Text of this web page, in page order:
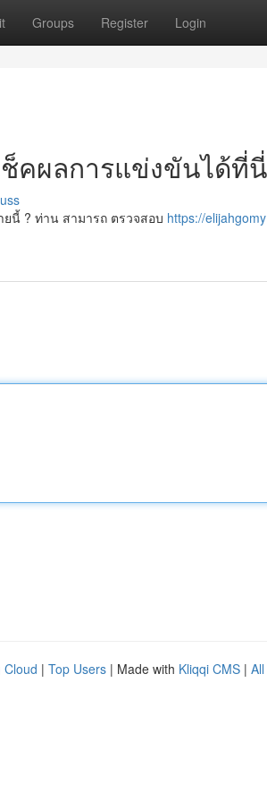
Groups Register Login
คผลการแข่งขันได้ที่
นี้ ? ท่าน สามารถ ตรวจสอบ https://
Cloud | Top Users | Made with Kliqqi CMS |